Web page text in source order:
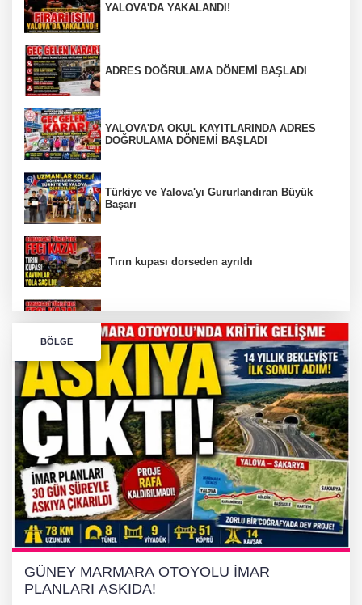
YALOVA'DA YAKALANDI!
ADRES DOĞRULAMA DÖNEMİ BAŞLADI
YALOVA'DA OKUL KAYITLARINDA ADRES
DOĞRULAMA DÖNEMİ BAŞLADI
Türkiye ve Yalova'yı Gururlandıran Büyük
Başarı
Tırın kupası dorseden ayrıldı
Bursa’da Orhangazi Tüneli’nde feci kaza:
İHRACAT REKORU VAR, PEKİ EMEĞİN
KARŞILIĞI NEREDE?
TONAMİ KÖPRÜSÜ'NDE PANİK!
GÜNEY MARMARA OTOYOLU İMAR
PLANLARI ASKIDA!
BÖLGE
GÜNEY MARMARA OTOYOLU İMAR
PLANLARI ASKIDA!